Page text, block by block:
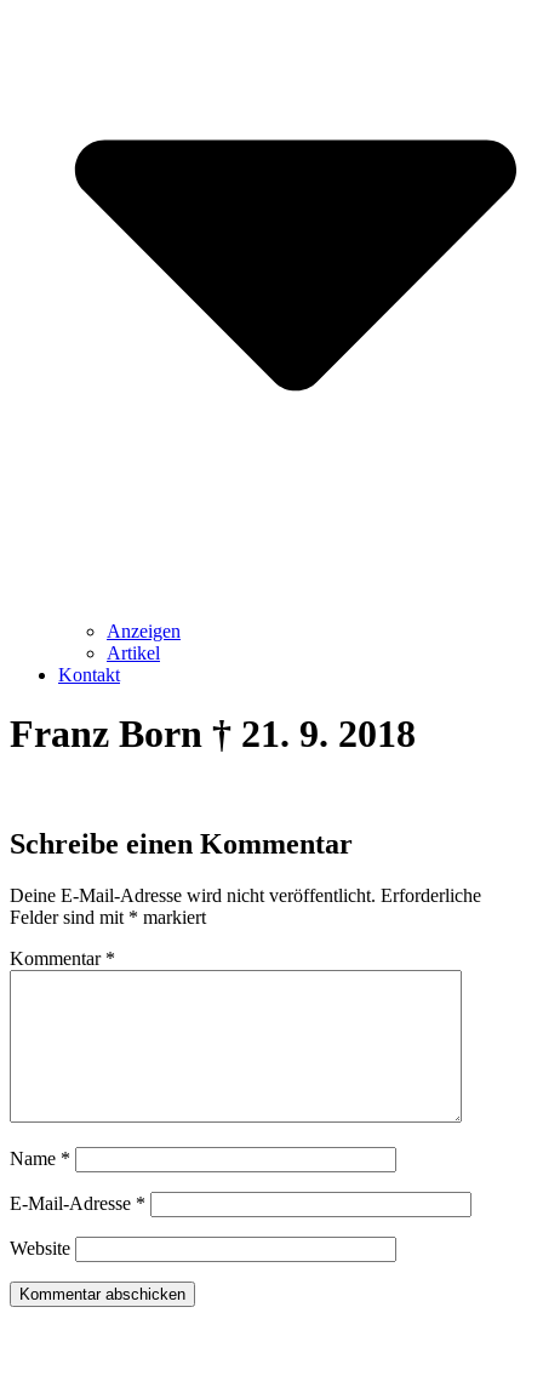
Anzeigen
Artikel
Kontakt
Franz Born † 21. 9. 2018
Schreibe einen Kommentar
Deine E-Mail-Adresse wird nicht veröffentlicht. Erforderliche
Felder sind mit * markiert
Kommentar *
Name *
E-Mail-Adresse *
Website